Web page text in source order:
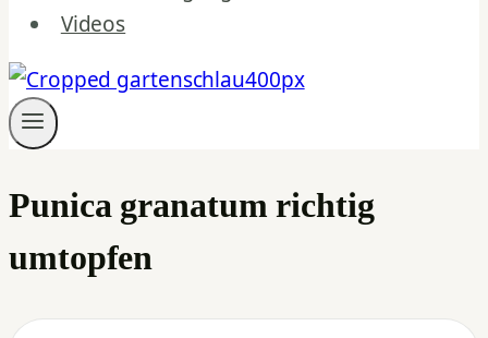
Videos
Punica granatum richtig
umtopfen